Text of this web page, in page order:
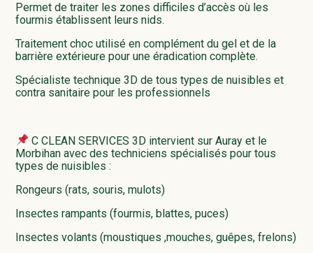
Permet de traiter les zones difficiles d’accès où les
fourmis établissent leurs nids.
Traitement choc utilisé en complément du gel et de la
barrière extérieure pour une éradication complète.
Spécialiste technique 3D de tous types de nuisibles et
contra sanitaire pour les professionnels
C CLEAN SERVICES 3D intervient sur Auray et le
Morbihan avec des techniciens spécialisés pour tous
types de nuisibles :
Rongeurs (rats, souris, mulots)
Insectes rampants (fourmis, blattes, puces)
Insectes volants (moustiques ,mouches, guêpes, frelons)